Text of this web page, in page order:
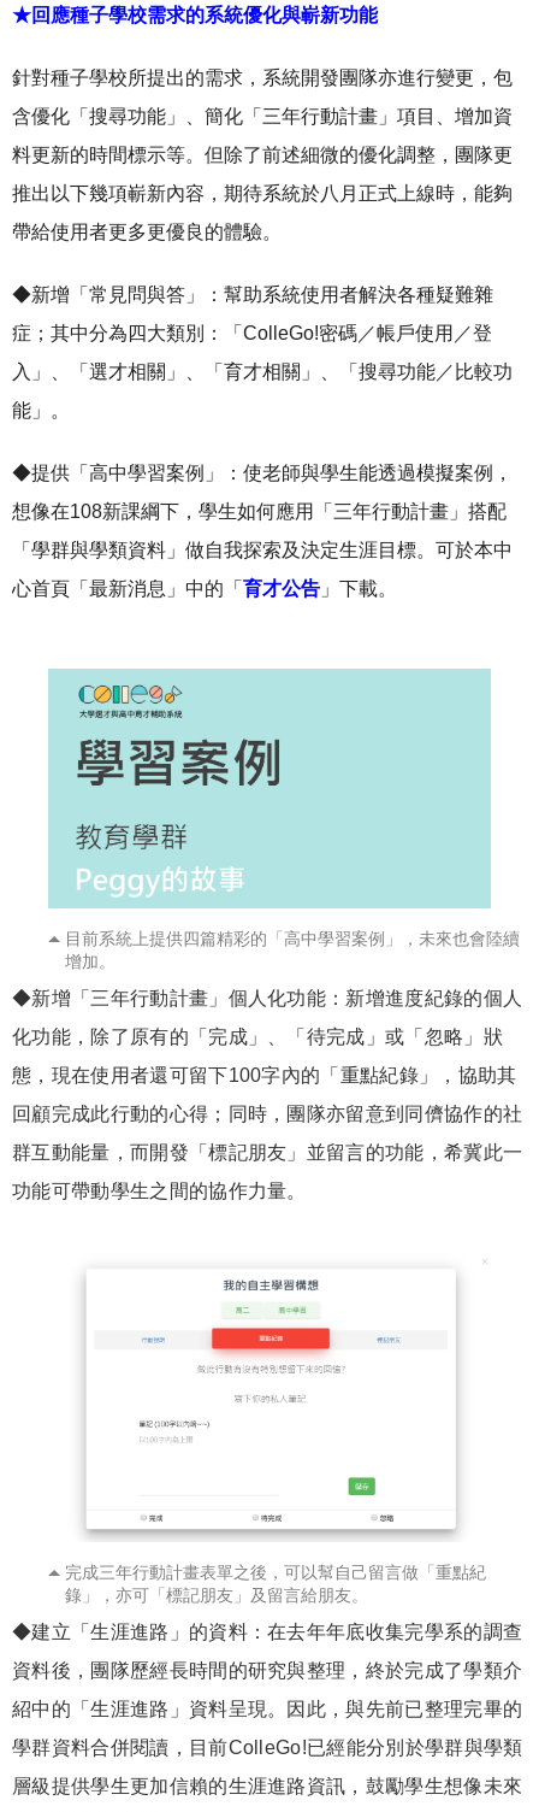
★回應種子學校需求的系統優化與嶄新功能
針對種子學校所提出的需求，系統開發團隊亦進行變更，包
含優化「搜尋功能」、簡化「三年行動計畫」項目、增加資
料更新的時間標示等。但除了前述細微的優化調整，團隊更
推出以下幾項嶄新內容，期待系統於八月正式上線時，能夠
帶給使用者更多更優良的體驗。
◆新增「常見問與答」：幫助系統使用者解決各種疑難雜
症；其中分為四大類別：「ColleGo!密碼／帳戶使用／登
入」、「選才相關」、「育才相關」、「搜尋功能／比較功
能」。
◆提供「高中學習案例」：使老師與學生能透過模擬案例，
想像在108新課綱下，學生如何應用「三年行動計畫」搭配
「學群與學類資料」做自我探索及決定生涯目標。可於本中
心首頁「最新消息」中的「 育才公告 」下載。
目前系統上提供四篇精彩的「高中學習案例」，未來也會陸續
增加。
◆新增「三年行動計畫」個人化功能：新增進度紀錄的個人
化功能，除了原有的「完成」、「待完成」或「忽略」狀
態，現在使用者還可留下100字內的「重點紀錄」，協助其
回顧完成此行動的心得；同時，團隊亦留意到同儕協作的社
群互動能量，而開發「標記朋友」並留言的功能，希冀此一
功能可帶動學生之間的協作力量。
完成三年行動計畫表單之後，可以幫自己留言做「重點紀
錄」，亦可「標記朋友」及留言給朋友。
◆建立「生涯進路」的資料：在去年年底收集完學系的調查
資料後，團隊歷經長時間的研究與整理，終於完成了學類介
紹中的「生涯進路」資料呈現。因此，與先前已整理完畢的
學群資料合併閱讀，目前ColleGo!已經能分別於學群與學類
層級提供學生更加信賴的生涯進路資訊，鼓勵學生想像未來